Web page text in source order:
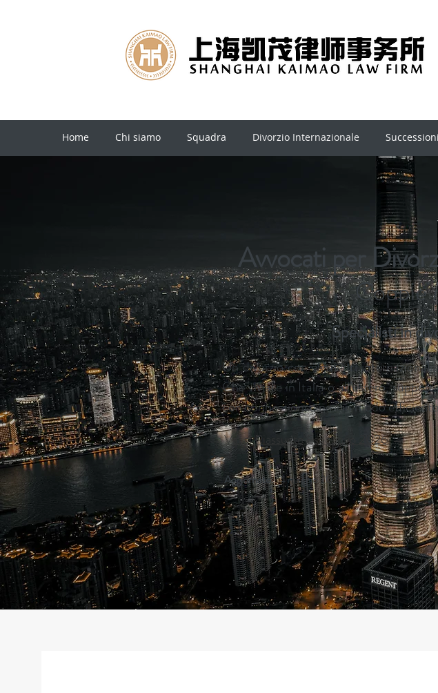
Home Chi siamo Squadra Divorzio Internazionale
Avvocati per
Coppie
Specialisti in
Un divorzio con elementi
Che viviate in Italia o all’estero,
con connessioni cinesi in modo
Vai al Riassunto Esecutivo 2026→
Aggiornato:14 maggio 2026